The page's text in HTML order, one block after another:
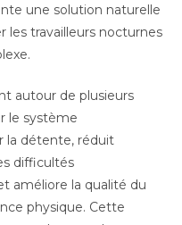
une solution naturelle
travailleurs nocturnes
autour de plusieurs
le système
la détente, réduit
difficultés
améliore la qualité du
physique. Cette